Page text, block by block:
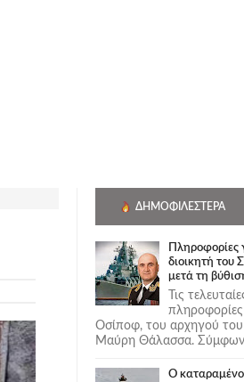
ΔΗΜΟΦΙΛΈΣΤΕΡΑ
διοικητή του
μετά τη
Τις
Οσίποφ, του αρχηγού
Μαύρη Θάλασσα.
Ο